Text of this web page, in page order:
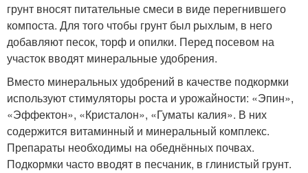
грунт вносят питательные смеси в виде перегнившего
компоста. Для того чтобы грунт был рыхлым, в него
добавляют песок, торф и опилки. Перед посевом на
участок вводят минеральные удобрения.
Вместо минеральных удобрений в качестве подкормки
используют стимуляторы роста и урожайности: «Эпин»,
«Эффектон», «Кристалон», «Гуматы калия». В них
содержится витаминный и минеральный комплекс.
Препараты необходимы на обеднённых почвах.
Подкормки часто вводят в песчаник, в глинистый грунт.